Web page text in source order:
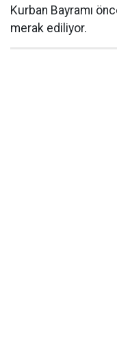
Kurban Bayramı
merak ediliyor.